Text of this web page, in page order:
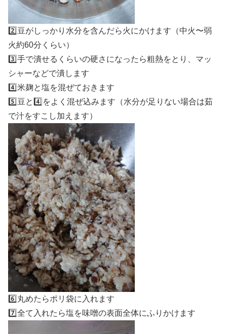
2️⃣豆がしっかり水分を含んだら火にかけます（中火〜弱
火約60分くらい）
3️⃣手で潰せるくらいの硬さになったら粗熱をとり、マッ
シャーなどで潰します
4️⃣米麹と塩を混ぜておきます
5️⃣豆と4️⃣をよく混ぜ込みます（水分が足りない場合は茹
で汁をすこし加えます）
6️⃣丸めたらポリ袋に入れます
7️⃣全て入れたら塩を味噌の表面全体にふりかけます